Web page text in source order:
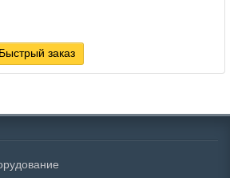
Быстрый заказ